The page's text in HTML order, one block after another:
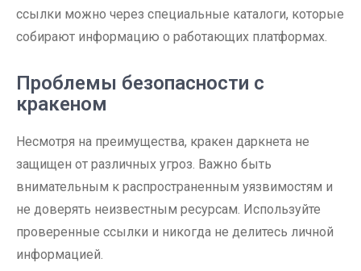
ссылки можно через специальные каталоги, которые
собирают информацию о работающих платформах.
Проблемы безопасности с
кракеном
Несмотря на преимущества, кракен даркнета не
защищен от различных угроз. Важно быть
внимательным к распространенным уязвимостям и
не доверять неизвестным ресурсам. Используйте
проверенные ссылки и никогда не делитесь личной
информацией.